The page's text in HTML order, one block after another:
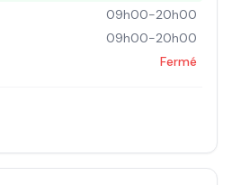
09h00-20h00
09h00-20h00
Fermé